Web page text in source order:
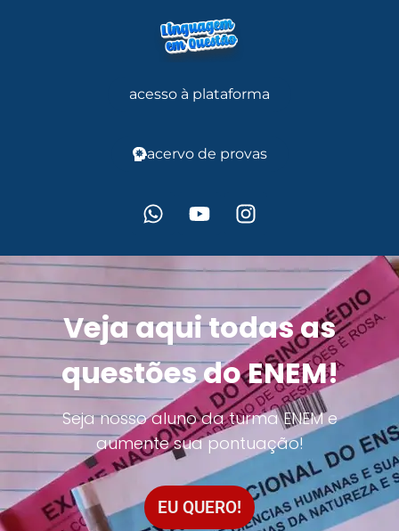
acesso à plataforma
acervo de provas
Veja aqui todas as
questões do ENEM!
Seja nosso aluno da turma ENEM e
aumente sua pontuação!
EU QUERO!